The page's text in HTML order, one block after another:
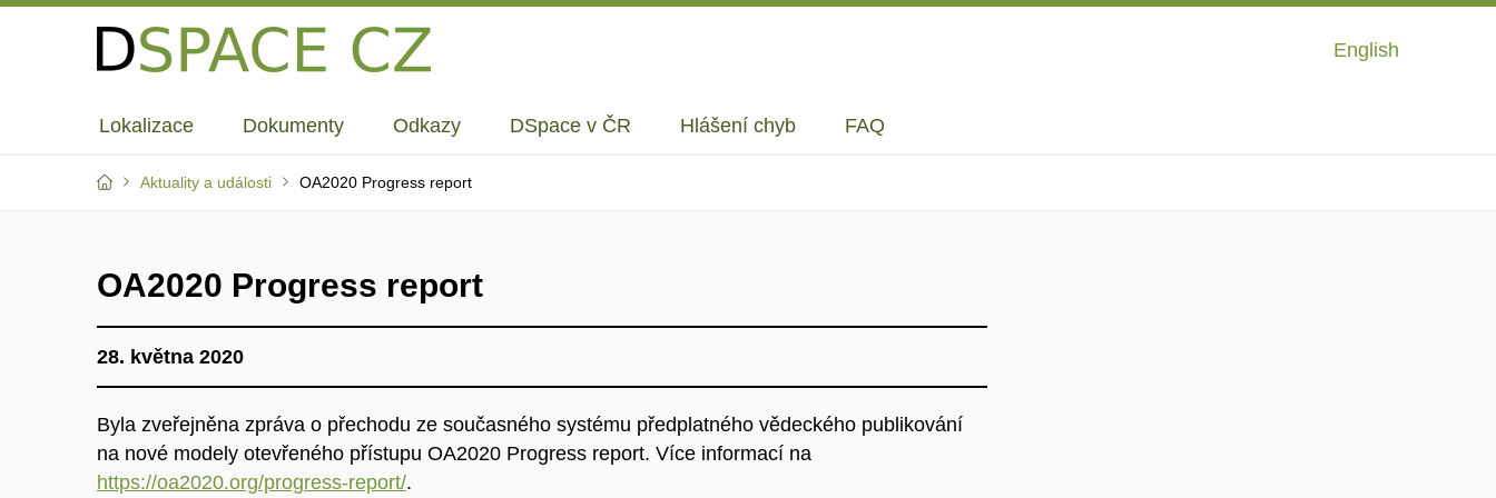
English
Lokalizace Dokumenty Odkazy DSpace v ČR Hlášení chyb FAQ
Aktuality a události OA2020 Progress report
OA2020 Progress report
28. května 2020
Byla zveřejněna zpráva o přechodu ze současného systému předplatného vědeckého publikování
na nové modely otevřeného přístupu OA2020 Progress report. Více informací na
https://oa2020.org/progress-report/.